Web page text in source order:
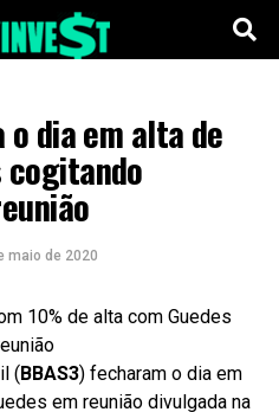
o dia em alta de
cogitando
maio de 2020
(BBAS3) fecharam o dia em
em reunião divulgada na